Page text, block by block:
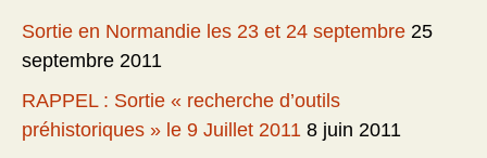
Sortie en Normandie les 23 et 24 septembre 25
septembre 2011
RAPPEL : Sortie « recherche d’outils
préhistoriques » le 9 Juillet 2011 8 juin 2011